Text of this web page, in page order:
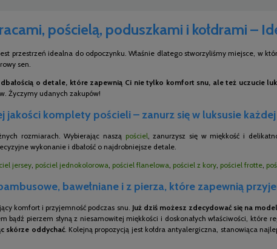
pościelą, poduszkami i kołdrami –
przestrzeń idealna do odpoczynku. Właśnie dlatego stworzyliśmy miejsce, w
sen.
o detale, które zapewnią Ci nie tylko komfort snu, ale też uczucie
Życzymy udanych zakupów!
jakości komplety pościeli – zanurz się w luksusie
rozmiarach. Wybierając naszą pościel , zanurzysz się w miękkość i
wykonanie i dbałość o najdrobniejsze detale.
jersey pościel jednokolorowa pościel flanelowa pościel z kory pościel frotte
bawełniane i z pierza, które zapewnią
komfort i przyjemność podczas snu. Już dziś możesz zdecydować się na
bądź pierzem słyną z niesamowitej miękkości i doskonałych właściwości, które
skórze oddychać. Kolejną propozycją jest kołdra antyalergiczna, stanowiąca